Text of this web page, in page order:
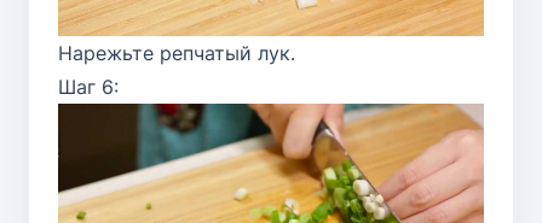
Нарежьте репчатый лук.
Шаг 6: